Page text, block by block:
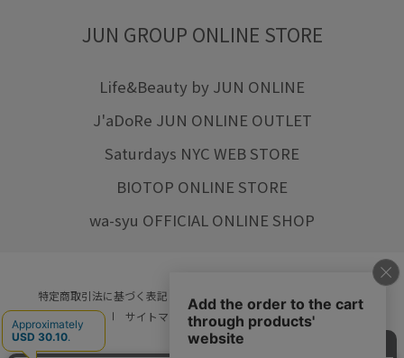
JUN GROUP ONLINE STORE
Life&Beauty by JUN ONLINE
J'aDoRe JUN ONLINE OUTLET
Saturdays NYC WEB STORE
BIOTOP ONLINE STORE
wa-syu OFFICIAL ONLINE SHOP
特定商取引法に基づく表記 プライバシーポリシー
ご利用規約
サイトマップ リクルート ご利用ガイド